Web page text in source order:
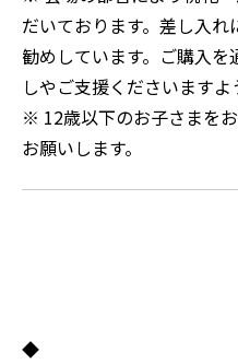
だいております。差し入
勧めしています。ご購入を
しやご支援くださいますよ
※ 12歳以下のお子さまを
お願いします。
◆